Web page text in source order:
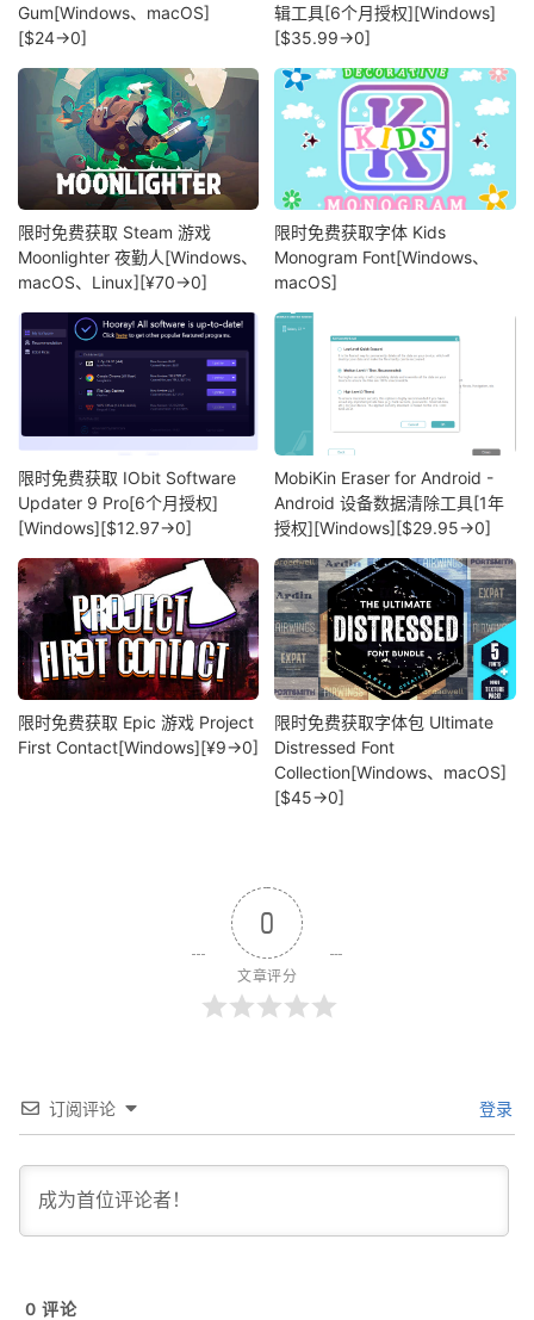
Gum[Windows、macOS]
[$24→0]
辑工具[6个月授权][Windows]
[$35.99→0]
限时免费获取 Steam 游戏
Moonlighter 夜勤人[Windows、
macOS、Linux][¥70→0]
限时免费获取字体 Kids
Monogram Font[Windows、
macOS]
限时免费获取 IObit Software
Updater 9 Pro[6个月授权]
[Windows][$12.97→0]
MobiKin Eraser for Android -
Android 设备数据清除工具[1年
授权][Windows][$29.95→0]
限时免费获取 Epic 游戏 Project
First Contact[Windows][¥9→0]
限时免费获取字体包 Ultimate
Distressed Font
Collection[Windows、macOS]
[$45→0]
0
文章评分
订阅评论 登录
0 评论